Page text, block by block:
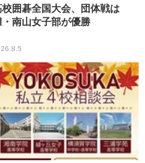
校囲碁全国大会、団体戦は
・南山女子部が優勝